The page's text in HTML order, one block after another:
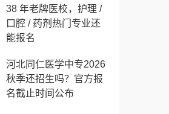
38 年老牌医校，护理 /
口腔 / 药剂热门专业还
能报名
河北同仁医学中专2026
秋季还招生吗？官方报
名截止时间公布